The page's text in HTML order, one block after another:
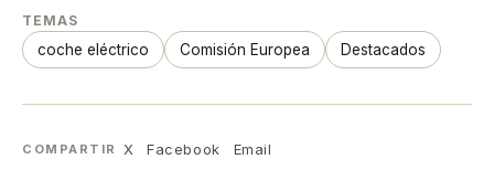
TEMAS
coche eléctrico Comisión Europea Destacados
COMPARTIR X Facebook Email